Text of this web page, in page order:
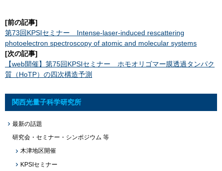
[前の記事]
第73回KPSIセミナー Intense-laser-induced rescattering
photoelectron spectroscopy of atomic and molecular systems
[次の記事]
【web開催】第75回KPSIセミナー ホモオリゴマー膜透過タンパク
質（HoTP）の四次構造予測
関西光量子科学研究所
最新の話題
研究会・セミナー・シンポジウム 等
木津地区開催
KPSIセミナー